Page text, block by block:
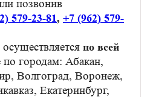
позвонив
579-23-81, +7 (962) 579-
осуществляется по всей
по городам: Абакан,
Волгоград, Воронеж,
Екатеринбург,